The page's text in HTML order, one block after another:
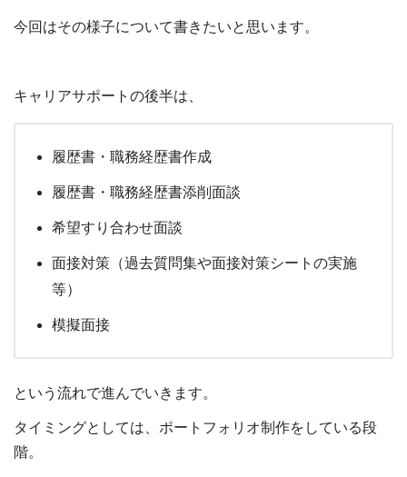
今回はその様子について書きたいと思います。
キャリアサポートの後半は、
履歴書・職務経歴書作成
履歴書・職務経歴書添削面談
希望すり合わせ面談
面接対策（過去質問集や面接対策シートの実施
等）
模擬面接
という流れで進んでいきます。
タイミングとしては、ポートフォリオ制作をしている段
階。